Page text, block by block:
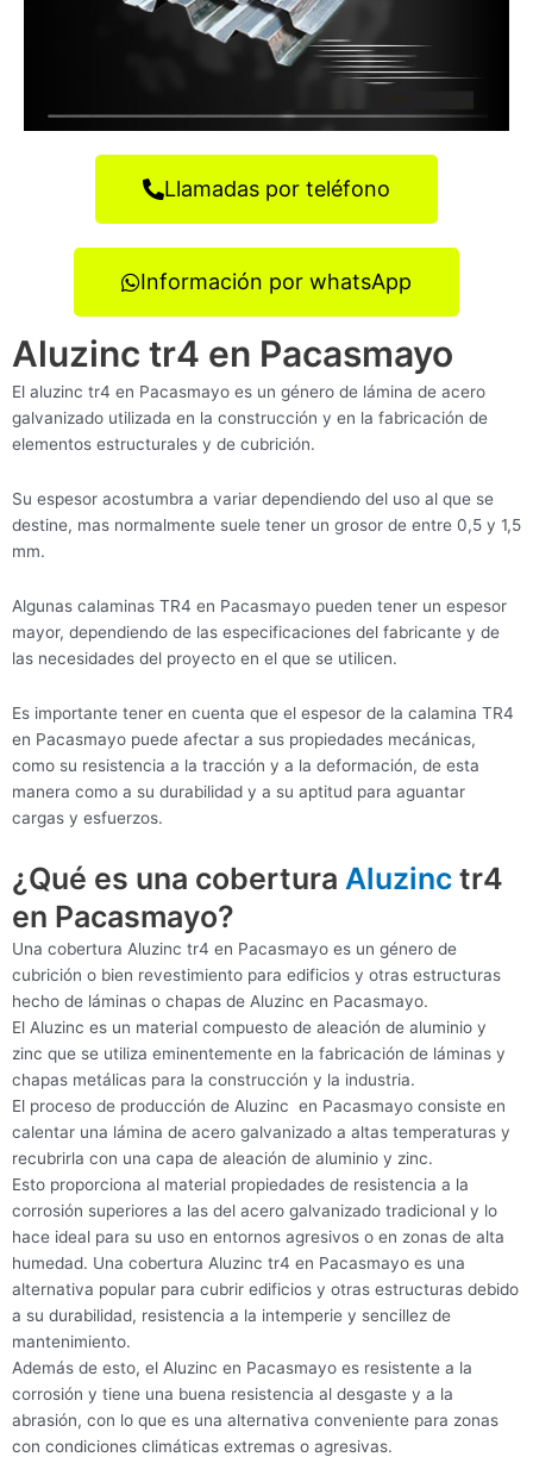
Llamadas por teléfono
Información por whatsApp
Aluzinc tr4 en Pacasmayo
El aluzinc tr4 en Pacasmayo es un género de lámina de acero
galvanizado utilizada en la construcción y en la fabricación de
elementos estructurales y de cubrición.
Su espesor acostumbra a variar dependiendo del uso al que se
destine, mas normalmente suele tener un grosor de entre 0,5 y 1,5
mm.
Algunas calaminas TR4 en Pacasmayo pueden tener un espesor
mayor, dependiendo de las especificaciones del fabricante y de
las necesidades del proyecto en el que se utilicen.
Es importante tener en cuenta que el espesor de la calamina TR4
en Pacasmayo puede afectar a sus propiedades mecánicas,
como su resistencia a la tracción y a la deformación, de esta
manera como a su durabilidad y a su aptitud para aguantar
cargas y esfuerzos.
¿Qué es una cobertura Aluzinc tr4
en Pacasmayo?
Una cobertura Aluzinc tr4 en Pacasmayo es un género de
cubrición o bien revestimiento para edificios y otras estructuras
hecho de láminas o chapas de Aluzinc en Pacasmayo.
El Aluzinc es un material compuesto de aleación de aluminio y
zinc que se utiliza eminentemente en la fabricación de láminas y
chapas metálicas para la construcción y la industria.
El proceso de producción de Aluzinc en Pacasmayo consiste en
calentar una lámina de acero galvanizado a altas temperaturas y
recubrirla con una capa de aleación de aluminio y zinc.
Esto proporciona al material propiedades de resistencia a la
corrosión superiores a las del acero galvanizado tradicional y lo
hace ideal para su uso en entornos agresivos o en zonas de alta
humedad. Una cobertura Aluzinc tr4 en Pacasmayo es una
alternativa popular para cubrir edificios y otras estructuras debido
a su durabilidad, resistencia a la intemperie y sencillez de
mantenimiento.
Además de esto, el Aluzinc en Pacasmayo es resistente a la
corrosión y tiene una buena resistencia al desgaste y a la
abrasión, con lo que es una alternativa conveniente para zonas
con condiciones climáticas extremas o agresivas.